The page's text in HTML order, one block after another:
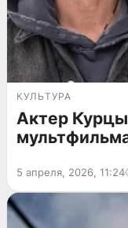
КУЛЬТУРА
Актер
5 апреля, 2026, 11:24